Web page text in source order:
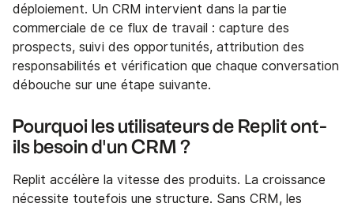
déploiement. Un CRM intervient dans la partie
commerciale de ce flux de travail : capture des
prospects, suivi des opportunités, attribution des
responsabilités et vérification que chaque conversation
débouche sur une étape suivante.
Pourquoi les utilisateurs de Replit ont-
ils besoin d'un CRM ?
Replit accélère la vitesse des produits. La croissance
nécessite toutefois une structure. Sans CRM, les